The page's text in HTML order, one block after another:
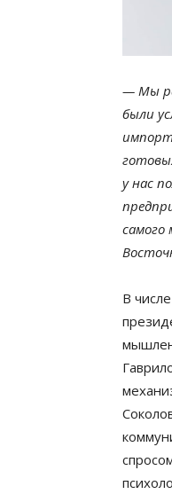
— Мы
были
у нас
самого
В